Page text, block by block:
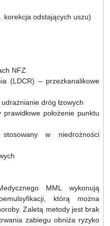
korekcja odstających uszu)
NFZ
(LDCR) – przezkanalikowe
dróg łzowych
położenie punktu
w niedrożności
MML wykonują
którą można
Zaletą metody jest brak
zabiegu obniża ryzyko